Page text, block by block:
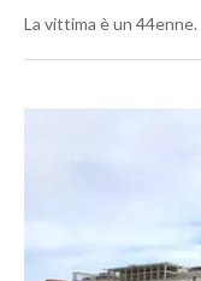
La vittima è un